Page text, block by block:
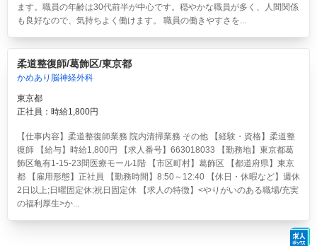
ます。職員の年齢は30代前半が中心です。穏やかな職員が多く、人間関係
も良好なので、気持ちよく働けます。 職員の働きやすさを...
柔道整復師/葛飾区/東京都
かめあり脳神経外科
東京都
正社員：時給1,800円
【仕事内容】柔道整復師業務 院内清掃業務 その他 【経験・資格】柔道整
復師 【給与】時給1,800円 【求人番号】663018033 【勤務地】東京都葛
飾区亀有1-15-23間医療モール1階 【市区町村】葛飾区 【都道府県】東京
都 【雇用形態】正社員 【勤務時間】8:50～12:40 【休日・休暇など】週休
2日以上;日曜固定休;祝日固定休 【求人の特徴】<やりがいのある職場/充実
の福利厚生>か...